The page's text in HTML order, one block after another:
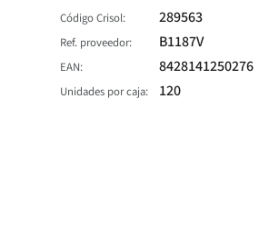
Código Crisol 289563
Ref. proveedor B1187V
EAN 8428141250276
Unidades por caja 120